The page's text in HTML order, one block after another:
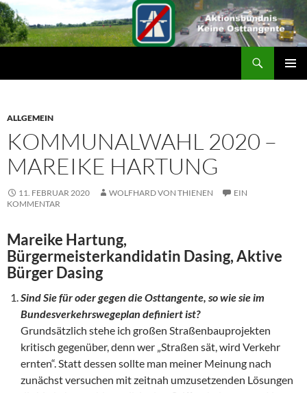
ALLGEMEIN
KOMMUNALWAHL 2020 –
MAREIKE HARTUNG
11. FEBRUAR 2020 WOLFHARD VON THIENEN
EIN
KOMMENTAR
Mareike Hartung,
Bürgermeisterkandidatin Dasing,Aktive
Bürger Dasing
Sind Sie für oder gegen die Osttangente, so wie sie im
Bundesverkehrswegeplan definiert ist?
Grundsätzlich stehe ich großen Straßenbauprojekten
kritisch gegenüber, denn wer „Straßen sät, wird Verkehr
ernten“. Statt dessen sollte man meiner Meinung nach
zunächst versuchen mit zeitnah umzusetzenden Lösungen